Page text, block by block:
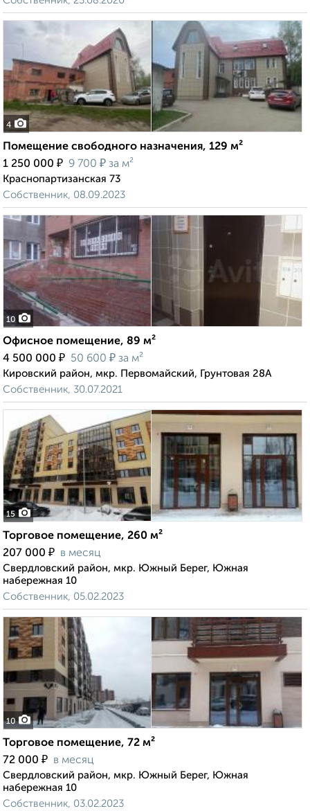
4
Помещение свободного назначения, 129 м²
1 250 000 ₽ 9 700 ₽ за м²
Краснопартизанская 73
Собственник, 08.09.2023
10
Офисное помещение, 89 м²
4 500 000 ₽ 50 600 ₽ за м²
Кировский район, мкр. Первомайский, Грунтовая 28А
Собственник, 30.07.2021
15
Торговое помещение, 260 м²
207 000 ₽ в месяц
Свердловский район, мкр. Южный Берег, Южная
набережная 10
Собственник, 05.02.2023
10
Торговое помещение, 72 м²
72 000 ₽ в месяц
Свердловский район, мкр. Южный Берег, Южная
набережная 10
Собственник, 03.02.2023